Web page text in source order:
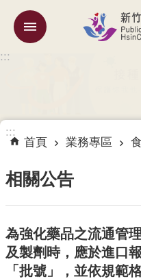
跳到主要內容區塊
訊
公
告
務
專
區
:::
:::
首頁 業務專區
相關公告
為強化藥品之流通管
及製劑時，應於進口
「批號」，並依規範